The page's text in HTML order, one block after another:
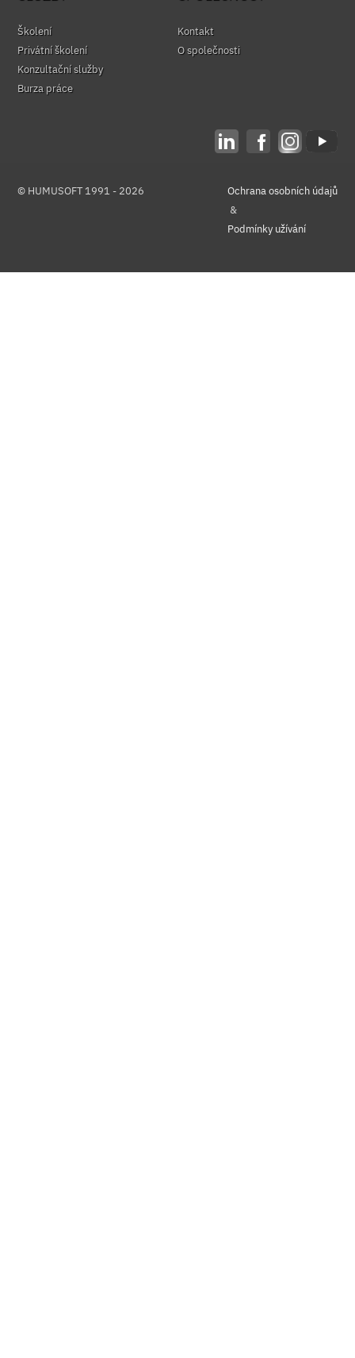
Školení
Privátní školení
Konzultační služby
Burza práce
Kontakt
O společnosti
© HUMUSOFT 1991 - 2026
Ochrana osobních údajů
&
Podmínky užívání